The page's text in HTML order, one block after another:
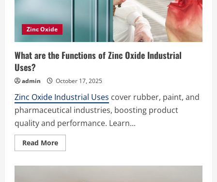
Zinc Oxide
What are the Functions of Zinc Oxide Industrial
Uses?
admin October 17, 2025
Zinc Oxide Industrial Uses cover rubber, paint, and
pharmaceutical industries, boosting product
quality and performance. Learn...
Read MoreRead
more